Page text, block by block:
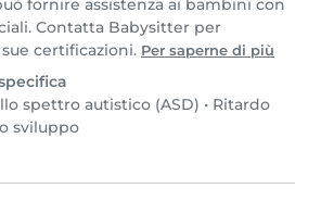
fornire assistenza ai bambini con
Contatta Babysitter per
certificazioni. Per saperne di più
spettro autistico (ASD) • Ritardo
sviluppo